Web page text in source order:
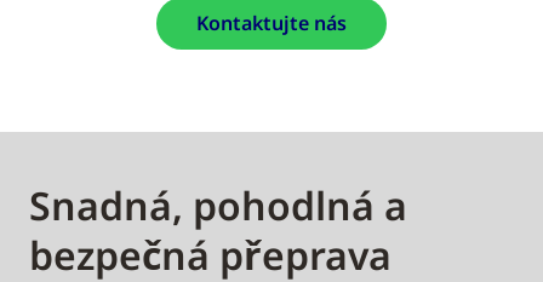
Kontaktujte nás
Snadná, pohodlná a
bezpečná přeprava